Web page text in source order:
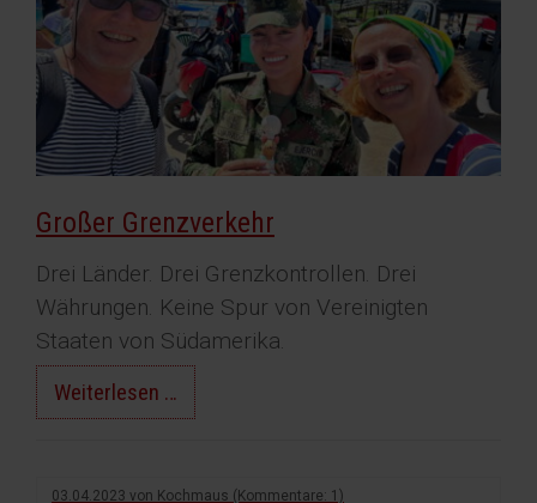
Großer Grenzverkehr
Drei Länder. Drei Grenzkontrollen. Drei
Währungen. Keine Spur von Vereinigten
Staaten von Südamerika.
Weiterlesen … Großer
Grenzverkehr
03.04.2023 von Kochmaus (Kommentare: 1)